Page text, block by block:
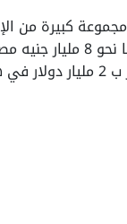
كبيرة من
الشرق الأوسط وبالتحديد في